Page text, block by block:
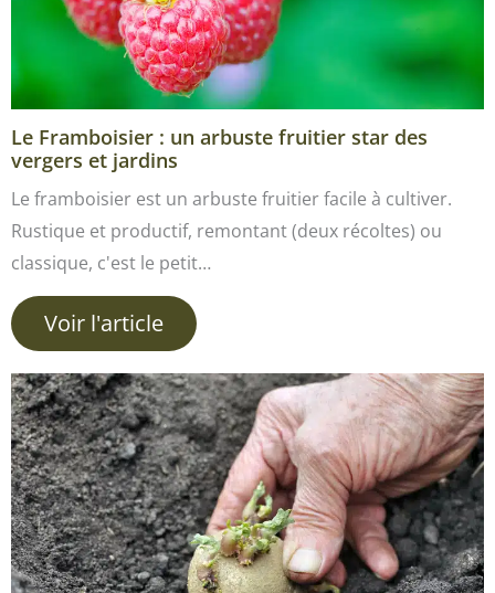
Le Framboisier : un arbuste fruitier star des
vergers et jardins
Le framboisier est un arbuste fruitier facile à cultiver.
Rustique et productif, remontant (deux récoltes) ou
classique, c'est le petit…
Voir l'article